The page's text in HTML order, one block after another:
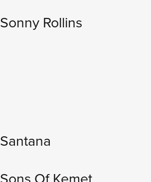
Sonny Rollins
Santana